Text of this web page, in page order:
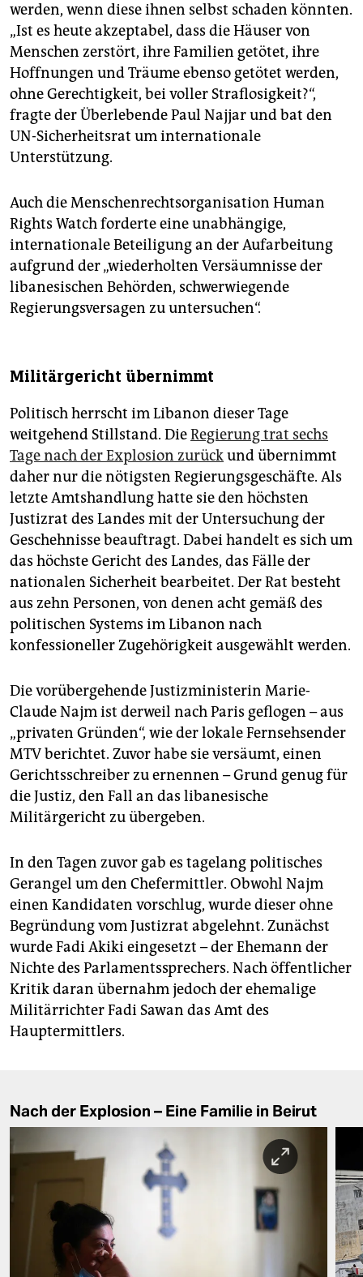
werden, wenn diese ihnen selbst schaden könnten.
„Ist es heute akzeptabel, dass die Häuser von
Menschen zerstört, ihre Familien getötet, ihre
Hoffnungen und Träume ebenso getötet werden,
ohne Gerechtigkeit, bei voller Straflosigkeit?“,
fragte der Überlebende Paul Najjar und bat den
UN-Sicherheitsrat um internationale
Unterstützung.
Auch die Menschenrechtsorganisation Human
Rights Watch forderte eine unabhängige,
internationale Beteiligung an der Aufarbeitung
aufgrund der „wiederholten Versäumnisse der
libanesischen Behörden, schwerwiegende
Regierungsversagen zu untersuchen“.
Militärgericht übernimmt
Politisch herrscht im Libanon dieser Tage
weitgehend Stillstand. DieRegierung trat sechs
Tage nach der Explosion zurückund übernimmt
daher nur die nötigsten Regierungsgeschäfte. Als
letzte Amtshandlung hatte sie den höchsten
Justizrat des Landes mit der Untersuchung der
Geschehnisse beauftragt. Dabei handelt es sich um
das höchste Gericht des Landes, das Fälle der
nationalen Sicherheit bearbeitet. Der Rat besteht
aus zehn Personen, von denen acht gemäß des
politischen Systems im Libanon nach
konfessioneller Zugehörigkeit ausgewählt werden.
Die vorübergehende Justizministerin Marie-
Claude Najm ist derweil nach Paris geflogen – aus
„privaten Gründen“, wie der lokale Fernsehsender
MTV berichtet. Zuvor habe sie versäumt, einen
Gerichtsschreiber zu ernennen – Grund genug für
die Justiz, den Fall an das libanesische
Militärgericht zu übergeben.
In den Tagen zuvor gab es tagelang politisches
Gerangel um den Chefermittler. Obwohl Najm
einen Kandidaten vorschlug, wurde dieser ohne
Begründung vom Justizrat abgelehnt. Zunächst
wurde Fadi Akiki eingesetzt – der Ehemann der
Nichte des Parlamentssprechers. Nach öffentlicher
Kritik daran übernahm jedoch der ehemalige
Militärrichter Fadi Sawan das Amt des
Hauptermittlers.
Nach der Explosion – Eine Familie in Beirut